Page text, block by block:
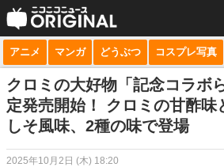
サービス一覧
niconico
動画
生放送
アニメ マンガ どうぶつ コスプレ写真
クロミの大好物「記念コラボ
定発売開始！ クロミの甘酢味
しそ風味、2種の味で登場
2025年10月2日 (木) 18:20